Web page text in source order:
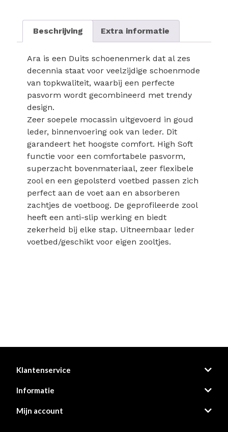
Beschrijving Extra informatie
Ara is een Duits schoenenmerk dat al zes
decennia staat voor veelzijdige schoenmode
van topkwaliteit, waarbij een perfecte
pasvorm wordt gecombineerd met trendy
design.
Zeer soepele mocassin uitgevoerd in goud
leder, binnenvoering ook van leder. Dit
garandeert het hoogste comfort. High Soft
functie voor een comfortabele pasvorm,
superzacht bovenmateriaal, zeer flexibele
zool en een gepolsterd voetbed passen zich
perfect aan de voet aan en absorberen
zachtjes de voetboog. De geprofileerde zool
heeft een anti-slip werking en biedt
zekerheid bij elke stap. Uitneembaar leder
voetbed/geschikt voor eigen zooltjes.
Klantenservice
Informatie
Mijn account